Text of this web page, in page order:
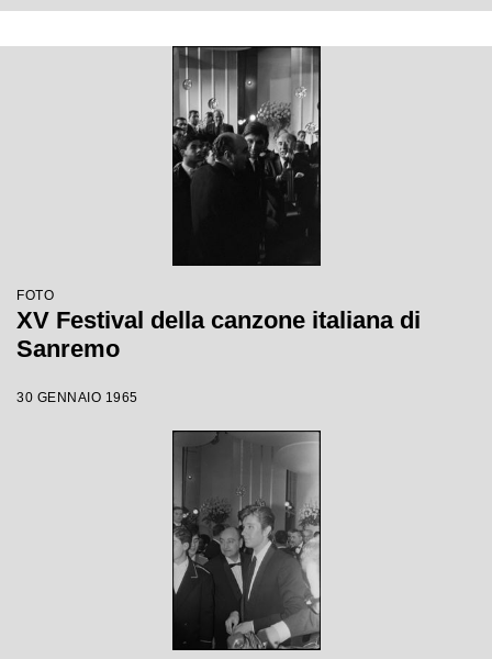
FOTO
XV Festival della canzone italiana di
Sanremo
30 GENNAIO 1965